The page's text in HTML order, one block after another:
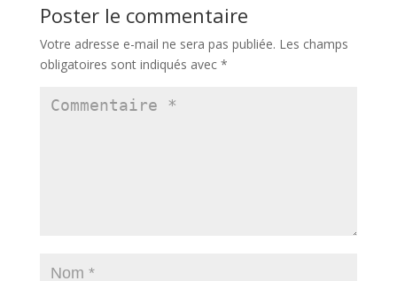
Poster le commentaire
Votre adresse e-mail ne sera pas publiée. Les champs
obligatoires sont indiqués avec *